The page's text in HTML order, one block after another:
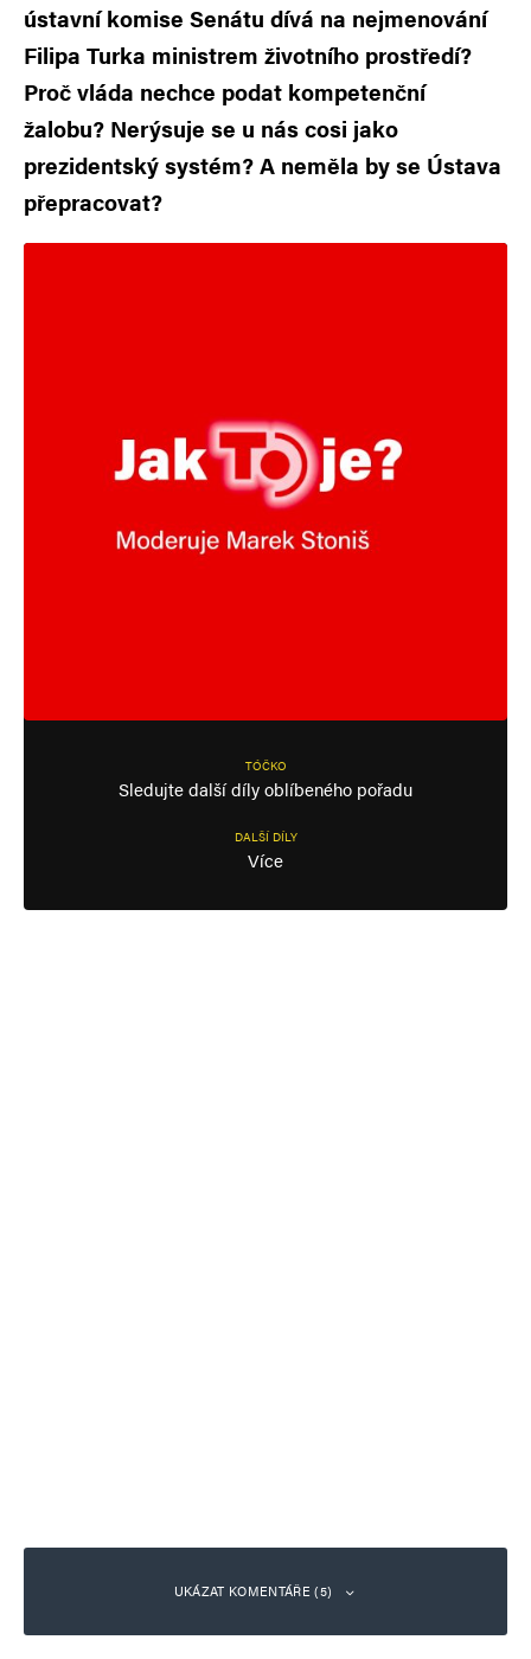
ústavní komise Senátu dívá na nejmenování
Filipa Turka ministrem životního prostředí?
Proč vláda nechce podat kompetenční
žalobu? Nerýsuje se u nás cosi jako
prezidentský systém? A neměla by se Ústava
přepracovat?
TÓČKO
Sledujte další díly oblíbeného pořadu
DALŠÍ DÍLY
Více
UKÁZAT KOMENTÁŘE (5)